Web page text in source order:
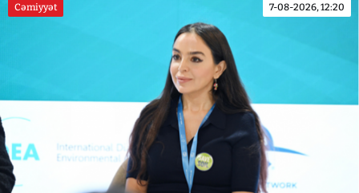
Cəmiyyət 7-08-2026, 12:20